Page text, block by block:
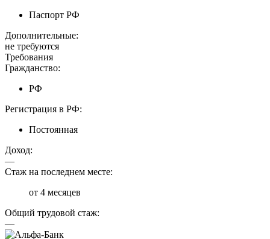
Паспорт РФ
Дополнительные:
не требуются
Требования
Гражданство:
РФ
Регистрация в РФ:
Постоянная
Доход:
—
Стаж на последнем месте:
от 4 месяцев
Общий трудовой стаж:
—